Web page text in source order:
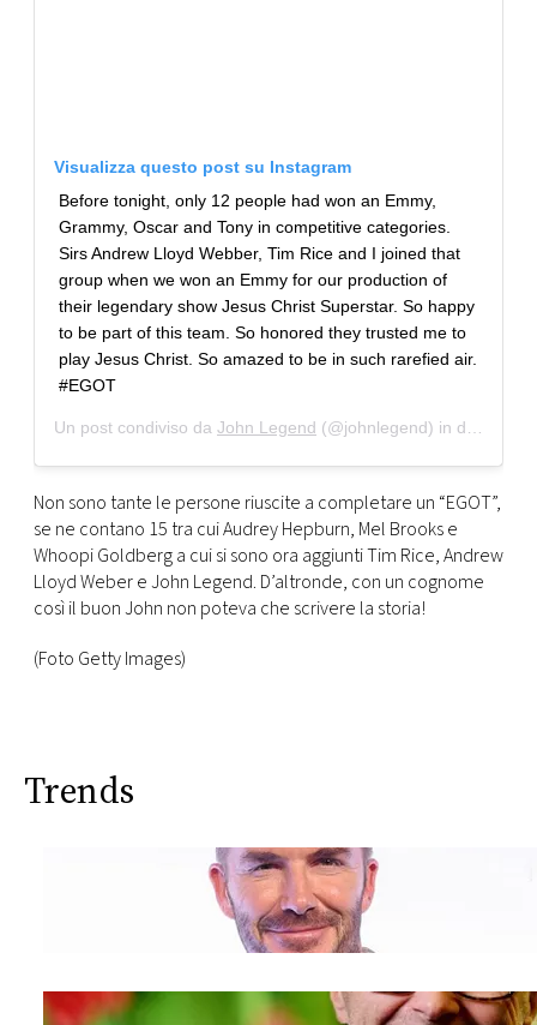
Visualizza questo post su Instagram
Before tonight, only 12 people had won an Emmy,
Grammy, Oscar and Tony in competitive categories.
Sirs Andrew Lloyd Webber, Tim Rice and I joined that
group when we won an Emmy for our production of
their legendary show Jesus Christ Superstar. So happy
to be part of this team. So honored they trusted me to
play Jesus Christ. So amazed to be in such rarefied air.
#EGOT
Un post condiviso da John Legend (@johnlegend) in data:
Non sono tante le persone riuscite a completare un “EGOT”,
se ne contano 15 tra cui Audrey Hepburn, Mel Brooks e
Whoopi Goldberg a cui si sono ora aggiunti Tim Rice, Andrew
Lloyd Weber e John Legend. D’altronde, con un cognome
così il buon John non poteva che scrivere la storia!
(Foto Getty Images)
Trends